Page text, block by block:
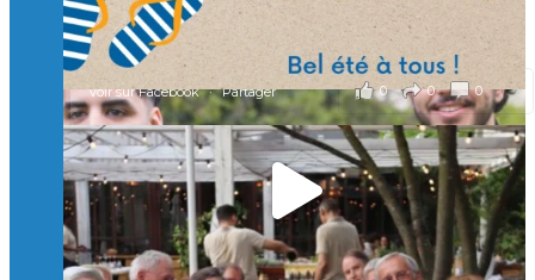
...Voir plus
il y a 2 mois
0 0 0
Voir sur Facebook · Partager
🚀Afterwork à Genève 🚀
🥳 Le 22 avril dernier, 14 Alumni vivant / travaillant
en Suisse ont partagé un moment convivial de
retrouvailles et d'échanges !